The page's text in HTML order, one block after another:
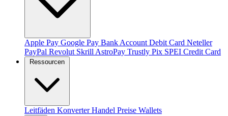
Apple Pay Google Pay Bank Account Debit Card Neteller
PayPal Revolut Skrill AstroPay Trustly Pix SPEI Credit Card
Ressourcen
Leitfäden KonverterHandel Preise Wallets